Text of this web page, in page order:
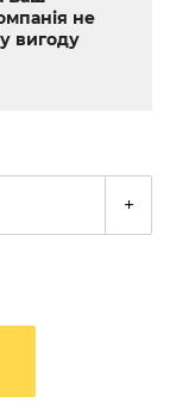
не
вигоду
+